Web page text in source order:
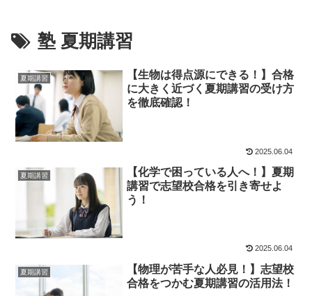
塾 夏期講習
夏期講習
【生物は得点源にできる！】合格
に大きく近づく夏期講習の受け方
を徹底確認！
2025.06.04
夏期講習
【化学で困っている人へ！】夏期
講習で志望校合格を引き寄せよ
う！
2025.06.04
夏期講習
【物理が苦手な人必見！】志望校
合格をつかむ夏期講習の活用法！